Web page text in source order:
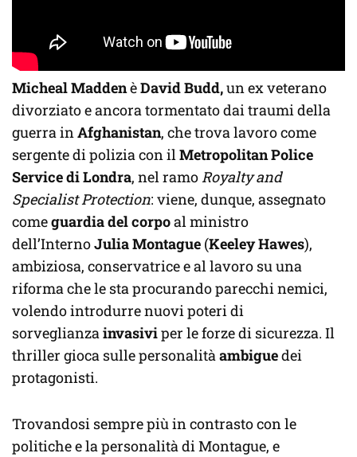
Micheal MaddenèDavid Budd,un ex veterano
divorziato e ancora tormentato dai traumi della
guerra inAfghanistan, che trova lavoro come
sergente di polizia con ilMetropolitan Police
Service di Londra, nel ramoRoyalty and
Specialist Protection: viene, dunque, assegnato
comeguardia del corpoal ministro
dell’InternoJulia Montague (Keeley Hawes),
ambiziosa, conservatrice e al lavoro su una
riforma che le sta procurando parecchi nemici,
volendo introdurre nuovi poteri di
sorveglianzainvasiviper le forze di sicurezza. Il
thriller gioca sulle personalitàambiguedei
protagonisti.
Trovandosi sempre più in contrasto con le
politiche e la personalità di Montague, e